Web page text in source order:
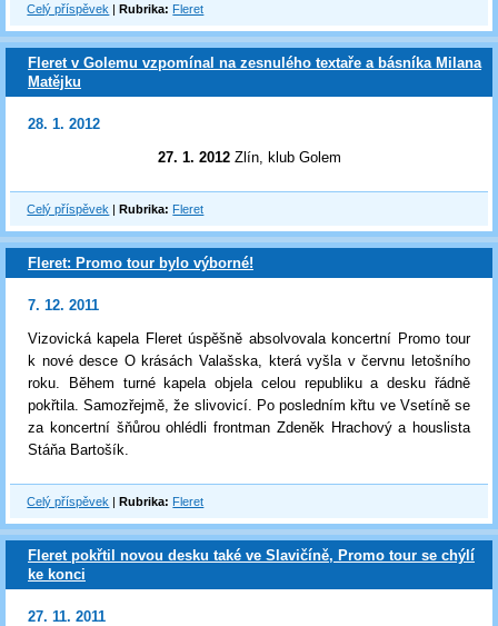
Celý příspěvek |Rubrika: Fleret
Fleret v Golemu vzpomínal na zesnulého textaře a básníka Milana
Matějku
28. 1. 2012
27. 1. 2012 Zlín, klub Golem
Celý příspěvek |Rubrika: Fleret
Fleret: Promo tour bylo výborné!
7. 12. 2011
Vizovická kapela Fleret úspěšně absolvovala koncertní Promo tour
k nové desce O krásách Valašska, která vyšla v červnu letošního
roku. Během turné kapela objela celou republiku a desku řádně
pokřtila. Samozřejmě, že slivovicí. Po posledním křtu ve Vsetíně se
za koncertní šňůrou ohlédli frontman Zdeněk Hrachový a houslista
Stáňa Bartošík.
Celý příspěvek |Rubrika: Fleret
Fleret pokřtil novou desku také ve Slavičíně, Promo tour se chýlí
ke konci
27. 11. 2011